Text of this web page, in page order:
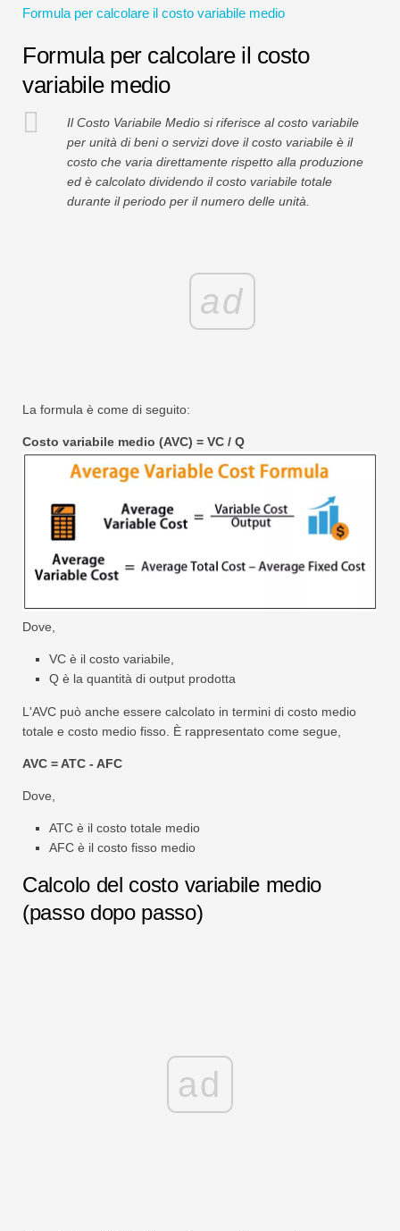
Tutorial sulla modellazione finanziaria
Modulo completo
Tutorial sulla gestione del rischio
Formula per calcolare il costo variabile medio
Formula per calcolare il costo
variabile medio
Il Costo Variabile Medio si riferisce al costo variabile
per unità di beni o servizi dove il costo variabile è il
costo che varia direttamente rispetto alla produzione
ed è calcolato dividendo il costo variabile totale
durante il periodo per il numero delle unità.
ad
La formula è come di seguito:
Costo variabile medio (AVC) = VC / Q
Dove,
VC è il costo variabile,
Q è la quantità di output prodotta
L'AVC può anche essere calcolato in termini di costo medio
totale e costo medio fisso. È rappresentato come segue,
AVC = ATC - AFC
Dove,
ATC è il costo totale medio
AFC è il costo fisso medio
Calcolo del costo variabile medio
(passo dopo passo)
ad